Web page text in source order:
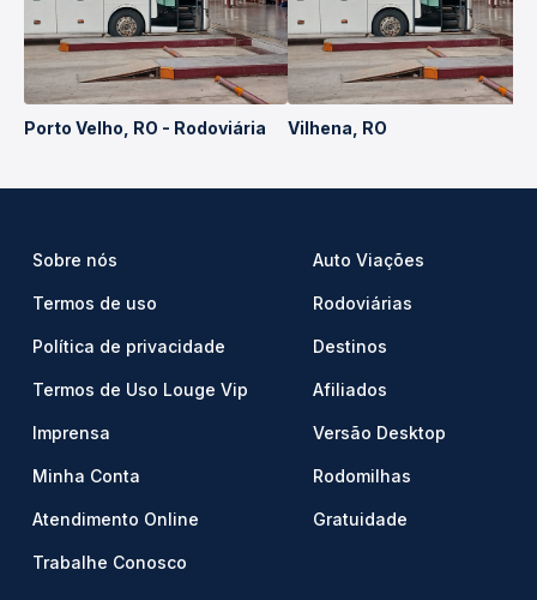
Porto Velho, RO - Rodoviária Vilhena, RO
Sobre nós
Termos de uso
Política de privacidade
Termos de Uso Louge Vip
Imprensa
Minha Conta
Atendimento Online
Trabalhe Conosco
Auto Viações
Rodoviárias
Destinos
Afiliados
Versão Desktop
Rodomilhas
Gratuidade